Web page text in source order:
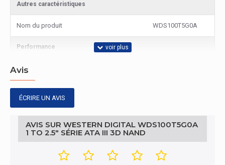
Autres caractéristiques
Nom du produit WDS100T5G0A
Performance
Vitesse de lecture
représentation / réalisation
Type de mémoire
Support de stockage
Avis
ÉCRIRE UN AVIS
AVIS SUR WESTERN DIGITAL WDS100T5G0A
1 TO 2.5" SÉRIE ATA III 3D NAND